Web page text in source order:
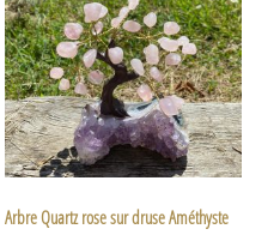
Arbre Quartz rose sur druse Améthyste